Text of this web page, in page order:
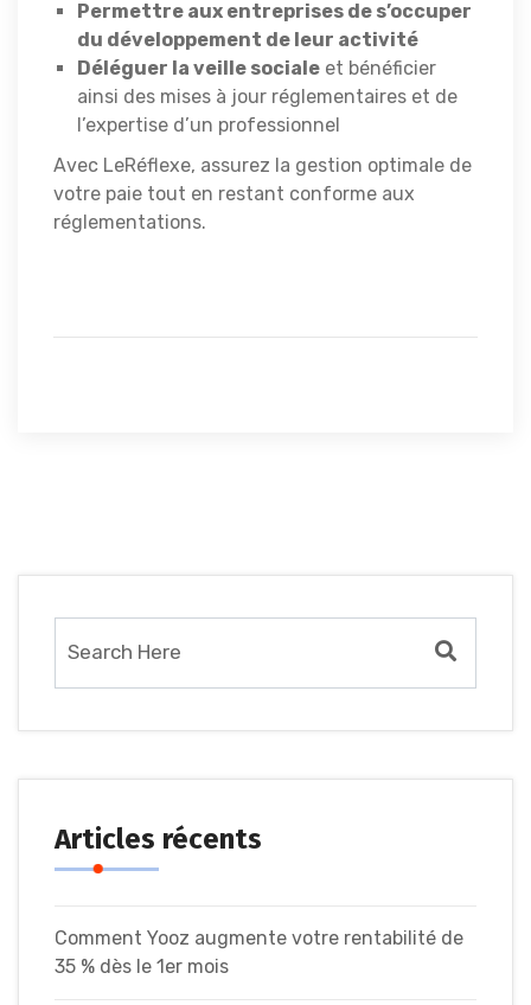
Permettre aux entreprises de s’occuper
du développement de leur activité
Déléguer la veille sociale et bénéficier
ainsi des mises à jour réglementaires et de
l’expertise d’un professionnel
Avec LeRéflexe, assurez la gestion optimale de
votre paie tout en restant conforme aux
réglementations.
Articles récents
Comment Yooz augmente votre rentabilité de
35 % dès le 1er mois